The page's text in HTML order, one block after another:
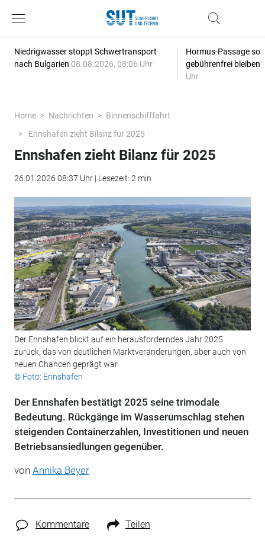
Niedrigwasser stoppt Schwertransport
nach Bulgarien 08.08.2026, 08:06 Uhr
Hormus-Passage
gebührenfrei bleiben
Uhr
Home Nachrichten
Binnenschifffahrt
Ennshafen zieht Bilanz für 2025
Ennshafen zieht Bilanz für 2025
26.01.2026 08:37 Uhr | Lesezeit: 2 min
Der Ennshafen blickt auf ein herausforderndes Jahr 2025
zurück, das von deutlichen Marktveränderungen, aber auch von
neuen Chancen geprägt war.
© Foto: Ennshafen
Der Ennshafen bestätigt 2025 seine trimodale
Bedeutung. Rückgänge im Wasserumschlag stehen
steigenden Containerzahlen, Investitionen und neuen
Betriebsansiedlungen gegenüber.
von Annika Beyer
Kommentare Teilen